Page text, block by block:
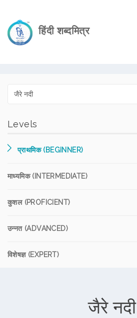
हिंदी शब्दमित्र
Levels
प्राथमिक (BEGINNER)
माध्यमिक (INTERMEDIATE)
कुशल (PROFICIENT)
उन्नत (ADVANCED)
विशेषज्ञ (EXPERT)
जैरे नदी